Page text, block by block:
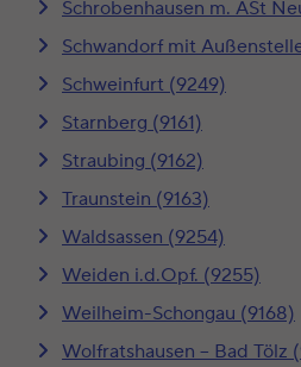
Schrobenhausen m. ASt
Schwandorf mit
Schweinfurt (9249)
Starnberg (9161)
Straubing (9162)
Traunstein (9163)
Waldsassen (9254)
Weiden i.d.Opf. (9255)
Weilheim-Schongau (9168)
Wolfratshausen – Bad Tölz